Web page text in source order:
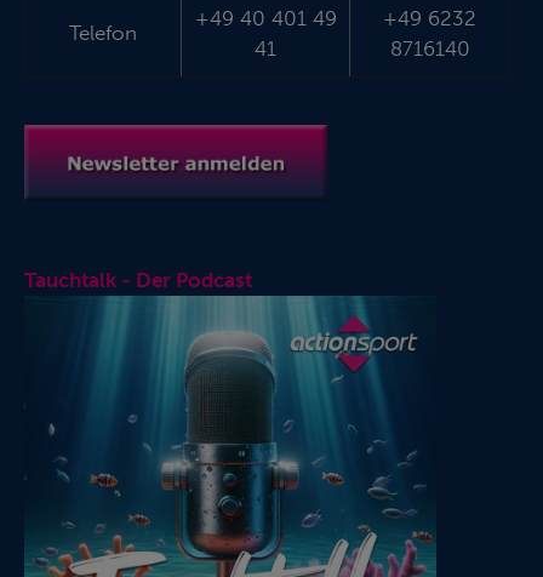
Telefon
+49 40 401 49
41
+49 6232
8716140
Tauchtalk - Der Podcast